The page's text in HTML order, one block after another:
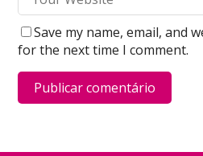
Save my name, email, and
for the next time I comment.